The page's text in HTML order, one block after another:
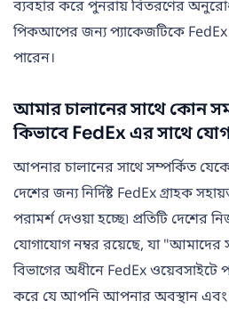
ব্যবহার করে পুনরায় বিতরণের
পিকআপের জন্য প্যাকেজটিকে FedEx
পারেন।
আমার চালানের সাথে কোন
কিভাবে FedEx এর সাথে
আপনার চালানের সাথে সম্পর্কিত
দেশের জন্য নির্দিষ্ট FedEx গ্রাহক
পরামর্শ দেওয়া হচ্ছে৷ প্রতিটি দেশের
যোগাযোগ নম্বর রয়েছে, যা
বিভাগের অধীনে FedEx ওয়েবসাইটে
করে যে আপনি আপনার অবস্থান এবং